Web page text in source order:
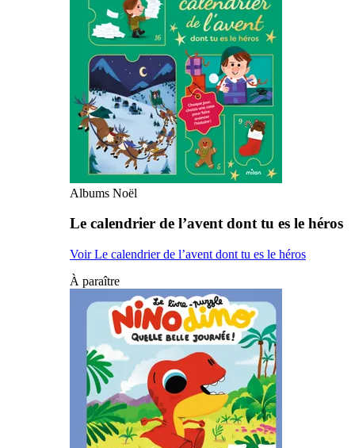
Albums Noël
Le calendrier de l’avent dont tu es le héros
Voir Le calendrier de l’avent dont tu es le héros
À paraître